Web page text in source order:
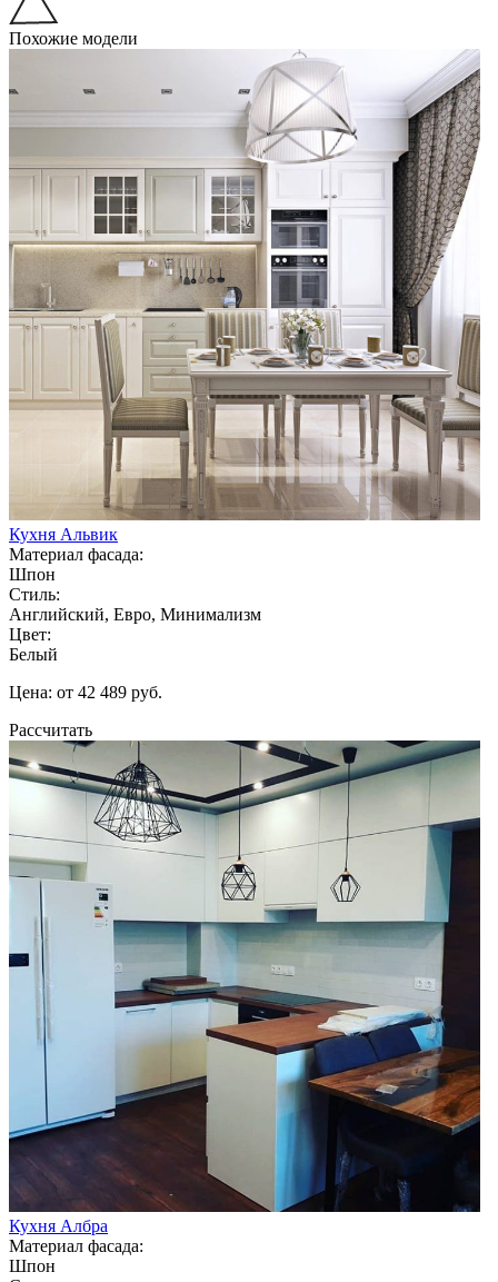
Похожие модели
Кухня Альвик
Материал фасада:
Шпон
Стиль:
Английский, Евро, Минимализм
Цвет:
Белый
Цена: от 42 489 руб.
Рассчитать
Кухня Албра
Материал фасада:
Шпон